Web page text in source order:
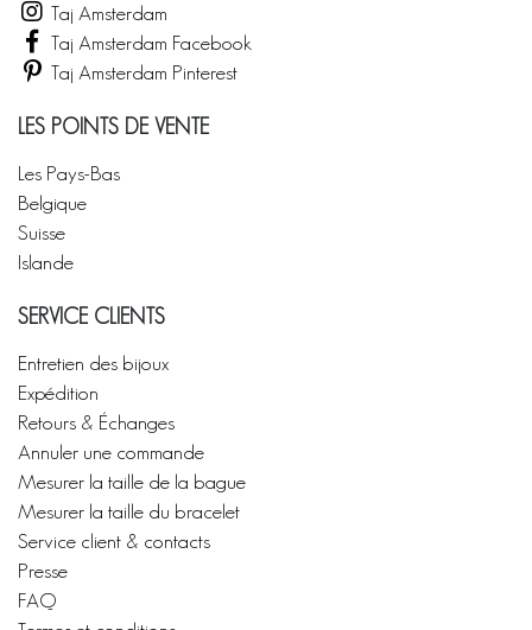
Taj Amsterdam
Taj Amsterdam Facebook
Taj Amsterdam Pinterest
LES POINTS DE VENTE
Les Pays-Bas
Belgique
Suisse
Islande
SERVICE CLIENTS
Entretien des bijoux
Expédition
Retours & Échanges
Annuler une commande
Mesurer la taille de la bague
Mesurer la taille du bracelet
Service client & contacts
Presse
FAQ